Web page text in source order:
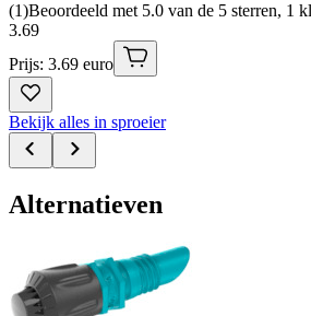
(1)Beoordeeld met 5.0 van de 5 sterren, 1
3.69
Prijs: 3.69 euro
Bekijk alles in sproeier
Alternatieven